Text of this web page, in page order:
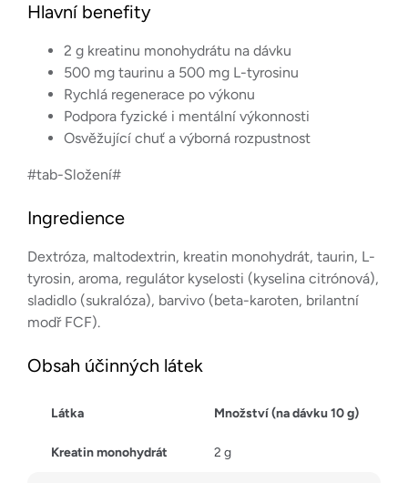
Hlavní benefity
2 g kreatinu monohydrátu na dávku
500 mg taurinu a 500 mg L-tyrosinu
Rychlá regenerace po výkonu
Podpora fyzické i mentální výkonnosti
Osvěžující chuť a výborná rozpustnost
#tab-Složení#
Ingredience
Dextróza, maltodextrin, kreatin monohydrát, taurin, L-
tyrosin, aroma, regulátor kyselosti (kyselina citrónová),
sladidlo (sukralóza), barvivo (beta-karoten, brilantní
modř FCF).
Obsah účinných látek
Látka Množství (na dávku 10 g)
Kreatin monohydrát 2 g